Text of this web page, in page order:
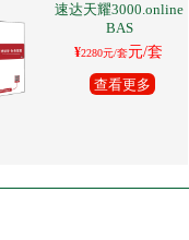
速达天耀3000.online
BAS
¥2280元/套元/套
查看更多